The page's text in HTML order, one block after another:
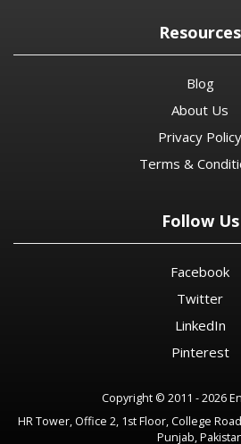
Resources
Blog
About Us
Privacy Policy
Terms &
Follow Us
Facebook
Twitter
LinkedIn
Pinterest
Copyright © 2011 - 2026
HR Tower, Office 2, 1st Floor, College
Punjab,